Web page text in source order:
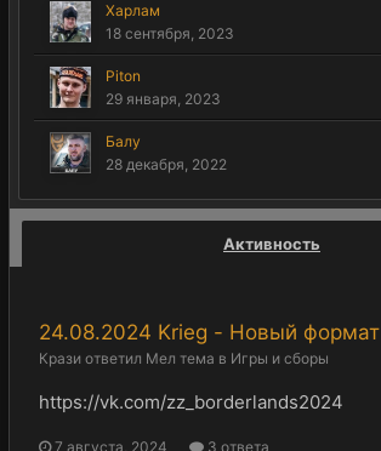
Харлам
18 сентября, 2023
Piton
29 января, 2023
Балу
28 декабря, 2022
Активность
24.08.2024 Krieg - Новый формат
Крази ответил Мел тема в Игры и сборы
https://vk.com/zz_borderlands2024
7 августа, 2024 3 ответа